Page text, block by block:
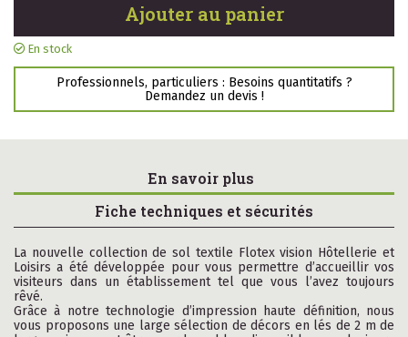
Ajouter au panier
En stock
Professionnels, particuliers : Besoins quantitatifs ?
Demandez un devis !
En savoir plus
Fiche techniques et sécurités
La nouvelle collection de sol textile Flotex vision Hôtellerie et
Loisirs a été développée pour vous permettre d’accueillir vos
visiteurs dans un établissement tel que vous l’avez toujours
rêvé.
Grâce à notre technologie d’impression haute définition, nous
vous proposons une large sélection de décors en lés de 2 m de